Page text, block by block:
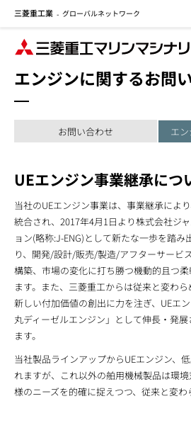
三菱重工業 - グローバルネットワーク
エンジンに関するお問
お問い合わせ エ
UEエンジン事業継承につ
当社のUEエンジン事業は、事業継承によ
統合され、2017年4月1日より株式会社ジ
ョン(略称:J-ENG)として新たな一歩を踏み
り、開発/設計/販売/製造/アフターサービ
構築、市場の変化に打ち勝つ機動的且つ
ます。また、三菱重工からは従来と変わら
新しい付加価値の創出に力を注ぎ、UEエ
丸ディーゼルエンジン」として伸長・発
ます。
当社製品ラインアップからUEエンジン、
れますが、これ以外の舶用機械製品は環
様のニーズを的確に捉えつつ、従来と変わ